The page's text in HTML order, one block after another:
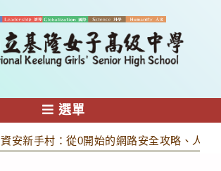
選單
資安新手村：從0開始的網路安全攻略、人